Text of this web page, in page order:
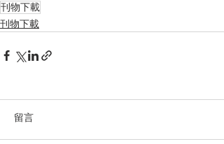
刊物下載
刊物下載
留言